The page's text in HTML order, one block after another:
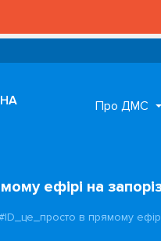
Про ДМС
ефірі на
в прямому